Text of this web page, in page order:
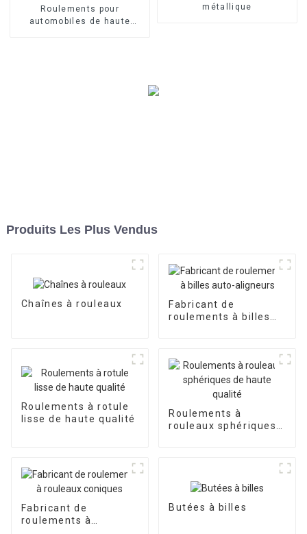
Roulements pour
automobiles de haute
métallique
Produits Les Plus Vendus
Chaînes à rouleaux
Fabricant de
roulements à billes
Roulements à rotule
lisse de haute qualité
Roulements à
rouleaux sphériques
Fabricant de
roulements à
Butées à billes